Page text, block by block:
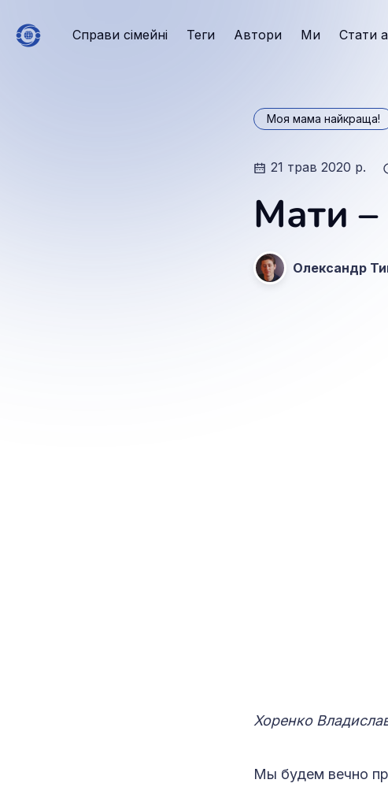
Справи сімейні Теги Автори Ми Стати
Моя мама найкраща!
21 трав 2020 р.
Мати
Олександр
Хоренко
Мы будем вечно